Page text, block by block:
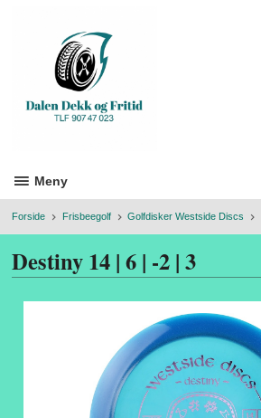
Meny
Forside Frisbeegolf Golfdisker Westside Discs
Destiny 14 | 6 | -2 | 3